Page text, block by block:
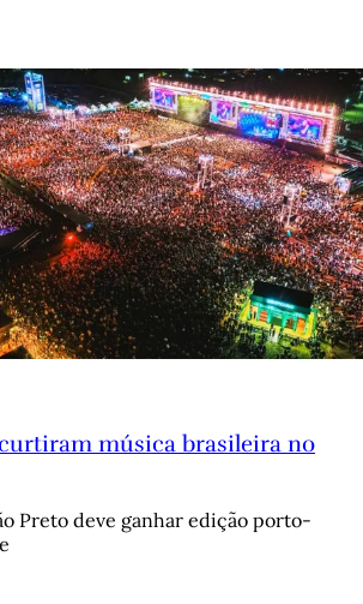
música brasileira no
Preto deve ganhar edição porto-